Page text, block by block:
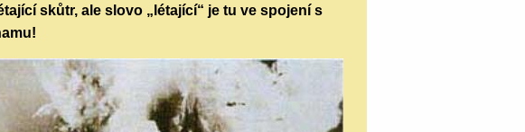
skůtr, ale slovo „létající“ je tu ve spojení s